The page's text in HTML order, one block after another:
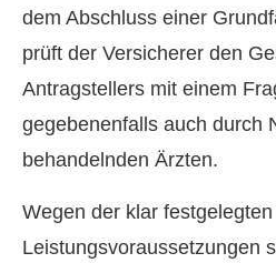
dem Abschluss einer
prüft der Versicherer den
Antragstellers mit einem
gegebenenfalls auch durch
behandelnden Ärzten.
Wegen der klar festgelegten
Leistungsvoraussetzungen